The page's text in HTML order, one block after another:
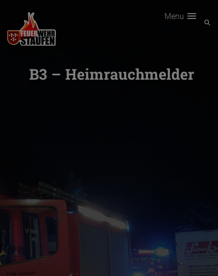
Menu
B3 – Heimrauchmelder